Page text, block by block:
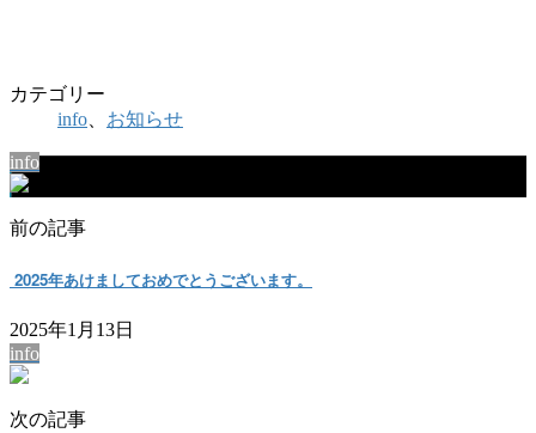
カテゴリー
info お知らせ
info
前の記事
2025年あけましておめでとうございます。
2025年1月13日
info
次の記事